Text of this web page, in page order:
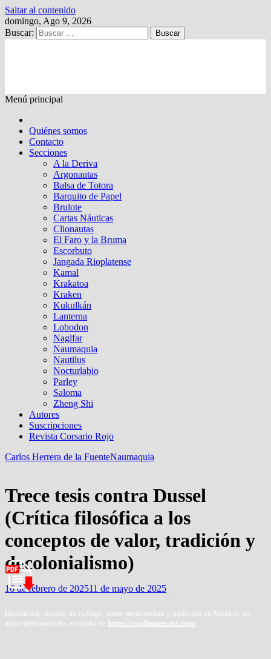
Saltar al contenido
domingo, Ago 9, 2026
Buscar:
Menú principal
Quiénes somos
Contacto
Secciones
A la Deriva
Argonautas
Balsa de Totora
Barquito de Papel
Brulote
Cartas Náuticas
Clionautas
El Faro y la Bruma
Escorbuto
Jangada Rioplatense
Kamal
Krakatoa
Kraken
Kukulkán
Lanterna
Lobodon
Naglfar
Naumaquia
Nautilus
Nocturlabio
Parley
Saloma
Zheng Shi
Autores
Suscripciones
Revista Corsario Rojo
Carlos Herrera de la FuenteNaumaquia
Trece tesis contra Dussel
(Crítica filosófica a los
conceptos de valor, tradición y
decolonialismo)
16 de febrero de 202511 de mayo de 2025
Ilustración: detalle de collage sobre modernidad y tradición en México, de
autor desconocido, extraído de https://coolhuntermx.com